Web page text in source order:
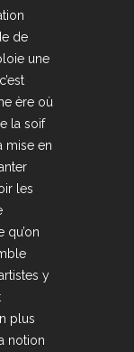
de
une
ère où
la soif
mise en
les
y
plus
notion